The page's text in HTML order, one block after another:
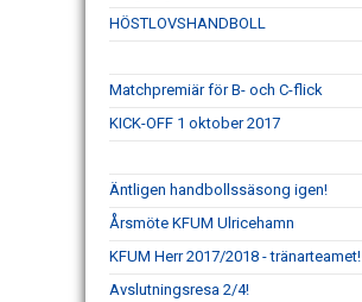
HÖSTLOVSHANDBOLL
Matchpremiär för B- och C-flick
KICK-OFF 1 oktober 2017
Äntligen handbollssäsong igen!
Årsmöte KFUM Ulricehamn
KFUM Herr 2017/2018 - tränarteamet!
Avslutningsresa 2/4!